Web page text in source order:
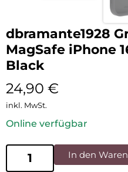
dbramante1928
MagSafe iPhone
Black
24,90 €
inkl. MwSt.
Online verfügbar
In den